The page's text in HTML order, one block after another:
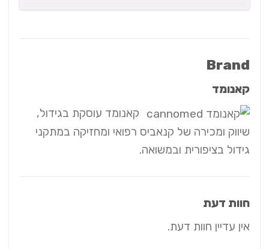
Brand
קאנומד
קאנומד עוסקת בגידול,
שיווק ומכירה של קנאביס רפואי ומחזיקה במתקני
גידול בציפורית ובמשואה.
חוות דעת
אין עדיין חוות דעת.